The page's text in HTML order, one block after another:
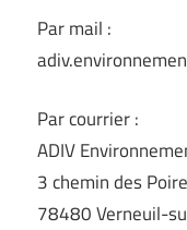
Par mail :
Par courrier :
ADIV
3 chemin des
78480 Verneuil-